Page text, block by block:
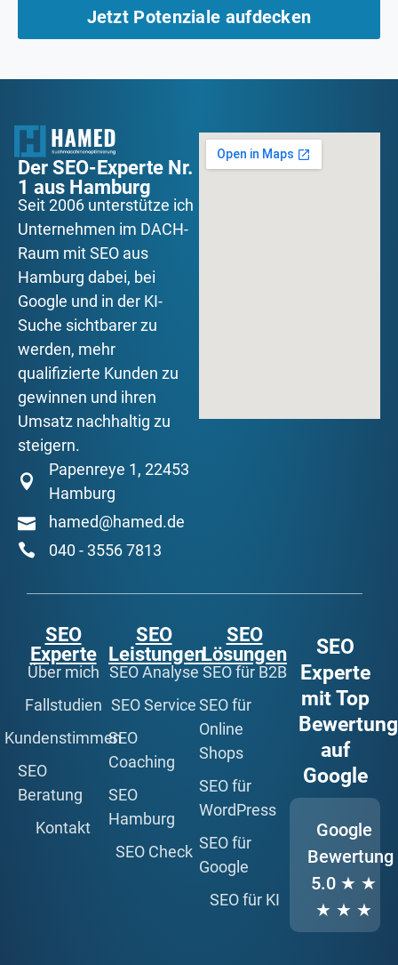
Jetzt Potenziale aufdecken
Der SEO-Experte Nr.
1 aus Hamburg
Seit 2006 unterstütze ich
Unternehmen im DACH-
Raum mit SEO aus
Hamburg dabei, bei
Google und in der KI-
Suche sichtbarer zu
werden, mehr
qualifizierte Kunden zu
gewinnen und ihren
Umsatz nachhaltig zu
steigern.
Papenreye 1, 22453
Hamburg
hamed@hamed.de
040 - 3556 7813
SEO
Experte
Über mich
Fallstudien
Kundenstimmen
SEO
Beratung
Kontakt
SEO
Leistungen
SEO Analyse
SEO Service
SEO
Coaching
SEO
Hamburg
SEO Check
SEO
Lösungen
SEO für B2B
SEO für
Online
Shops
SEO für
WordPress
SEO für
Google
SEO für KI
SEO
Experte
mit Top
auf
Google
Google
Bewertung
5.0 ★ ★
★ ★ ★